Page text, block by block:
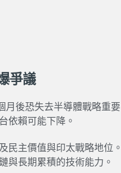
爭議
月後恐失去半導體戰略重要
依賴可能下降。
民主價值與印太戰略地位。
與長期累積的技術能力。